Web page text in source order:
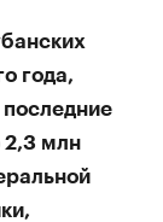
года,
последние
2,3 млн